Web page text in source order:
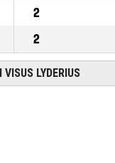
2
2
VISUS LYDERIUS